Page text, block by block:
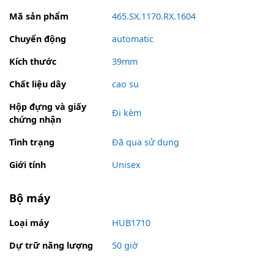
Mã sản phẩm
465.SX.1170.RX.1604
Chuyển động
automatic
Kích thước
39mm
Chất liệu dây
cao su
Hộp đựng và giấy
chứng nhận
Đi kèm
Tình trạng
Đã qua sử dụng
Giới tính
Unisex
Bộ máy
Loại máy
HUB1710
Dự trữ năng lượng
50 giờ